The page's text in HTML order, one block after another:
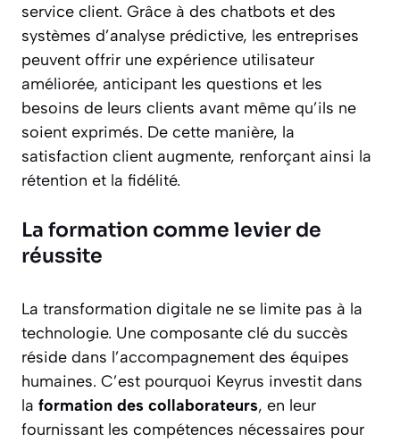
service client. Grâce à des chatbots et des
systèmes d’analyse prédictive, les entreprises
peuvent offrir une expérience utilisateur
améliorée, anticipant les questions et les
besoins de leurs clients avant même qu’ils ne
soient exprimés. De cette manière, la
satisfaction client augmente, renforçant ainsi la
rétention et la fidélité.
La formation comme levier de
réussite
La transformation digitale ne se limite pas à la
technologie. Une composante clé du succès
réside dans l’accompagnement des équipes
humaines. C’est pourquoi Keyrus investit dans
la formation des collaborateurs, en leur
fournissant les compétences nécessaires pour